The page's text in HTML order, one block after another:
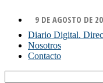
9 DE AGOSTO DE
Diario Digital.
Nosotros
Contacto